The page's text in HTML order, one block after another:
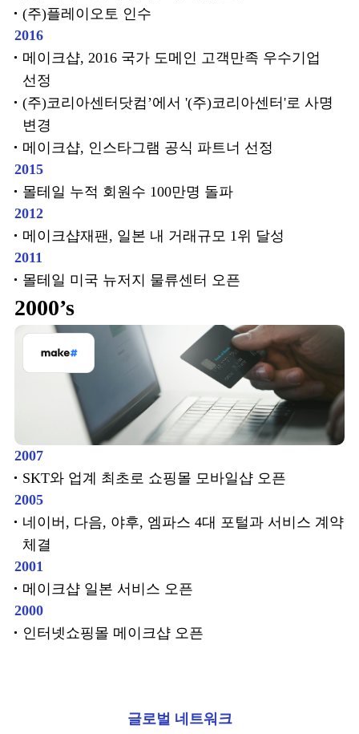
(주)플레이오토 인수
2016
메이크샵, 2016 국가 도메인 고객만족 우수기업
선정
(주)코리아센터닷컴’에서 '(주)코리아센터'로 사명
변경
메이크샵, 인스타그램 공식 파트너 선정
2015
몰테일 누적 회원수 100만명 돌파
2012
메이크샵재팬, 일본 내 거래규모 1위 달성
2011
몰테일 미국 뉴저지 물류센터 오픈
2000’s
2007
SKT와 업계 최초로 쇼핑몰 모바일샵 오픈
2005
네이버, 다음, 야후, 엠파스 4대 포털과 서비스 계약
체결
2001
메이크샵 일본 서비스 오픈
2000
인터넷쇼핑몰 메이크샵 오픈
글로벌 네트워크